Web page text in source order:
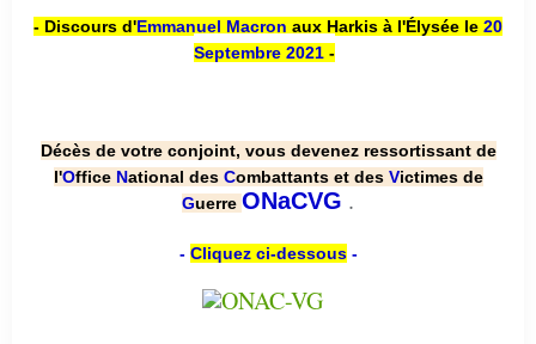
- Discours d'Emmanuel Macron aux Harkis à l'Élysée le 20
Septembre 2021 -
Décès de votre conjoint, vous devenez ressortissant de
l'Office National des Combattants et des Victimes de
Guerre ONaCVG .
- Cliquez ci-dessous-